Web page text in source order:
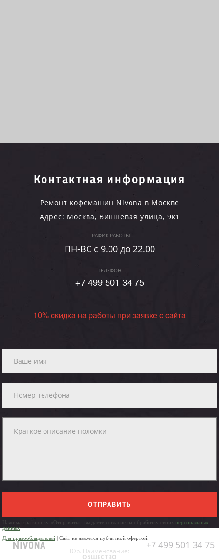
Контактная информация
Ремонт кофемашин Nivona в Москве
Адрес: Москва, Вишнёвая улица, 9к1
ГРАФИК РАБОТЫ
ПН-ВC c 9.00 до 22.00
ТЕЛЕФОН
+7 499 501 34 75
10% скидка на работы при заявке с сайта
ОТПРАВИТЬ
Нажимая на кнопку «Отправить», вы даете согласие на обработку своих персональных
данных
Для правообладателей | Сайт не является публичной офертой.
+7 499 501 34 75
Юр. Наименование:
ОБЩЕСТВО